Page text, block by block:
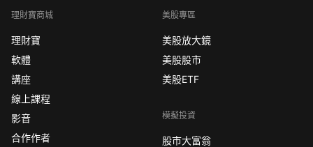
理財寶商城
理財寶
軟體
講座
線上課程
影音
合作作者
美股專區
美股放大鏡
美股股市
美股ETF
模擬投資
股市大富翁